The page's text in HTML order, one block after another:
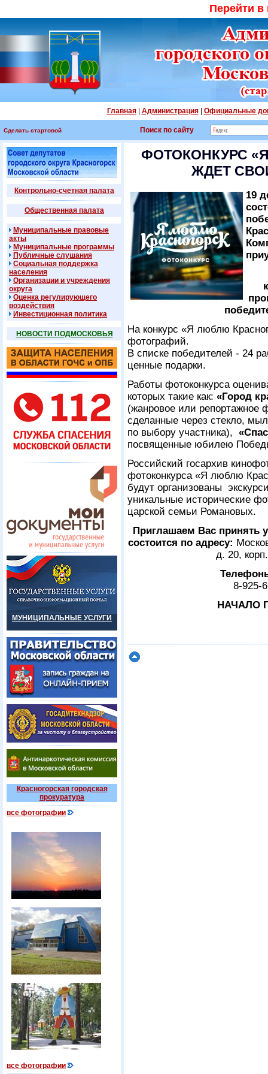
Перейти
Главная| Администрация| Официальные
Сделать стартовой Поиск по сайту
Контрольно-счетная палата
Общественная палата
Муниципальные правовые
акты
Муниципальные программы
Публичные слушания
Социальная поддержка
населения
Организации и учреждения
округа
Оценка регулирующего
воздействия
Инвестиционная политика
НОВОСТИ ПОДМОСКОВЬЯ
МУНИЦИПАЛЬНЫЕ УСЛУГИ
Красногорская городская
прокуратура
все фотографии
все фотографии
ФОТОКОНКУРС
ЖДЕТ
19
На конкурс «Я люблю
фотографий.
В списке победителей - 24
ценные подарки.
Работы фотоконкурса
которых такие как: «Город
(жанровое или
сделанные через стекло,
по выбору участника),
посвященные юбилею
Российский госархив
фотоконкурса «Я люблю
будут организованы
уникальные исторические
царской семьи Романовых.
Приглашаем Вас принять
состоится по адресу:
д. 20,
8-925-
НАЧАЛО